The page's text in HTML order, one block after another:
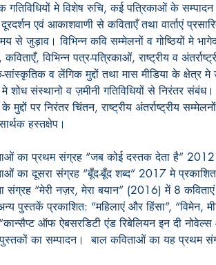
गतिविधियों मे विशेष रुचि, कई पत्रिकाओं के
एवं आकाशवाणी से कविताएँ तथा वार्ताएं
से जुड़ाव। विभिन्न कवि सम्मेलनों व गोष्ठियों मे
कविताएँ, विभिन्न पत्र-पत्रिकाओं, राष्ट्रीय व
सांस्कृतिक व लेंगिक मुद्दों तथा मास मीडिया के क्षेत्र
मे शोध संस्थानो व ज़मीनी गतिविधियों से निरंतर
मुद्दों पर निरंतर चिंतन, राष्ट्रीय अंतर्राष्ट्रीय
हस्तक्षेप।
का प्रथम संग्रह “जब कोई दस्तक देता है” 2012
का दूसरा संग्रह “बूँद-बूँद शब्द” 2017 मे प्रकाशित
संग्रह “मेरी नज़र, मेरा बयान” (2016) में 8 कविताएं
पुस्तकें प्रकाशित: “महिलाएं और हिंसा”, “विमेन,
“कान्सैप्ट ऑफ ऐबसरडिटी एंड रिबेलियन इन दी
का सम्पादन।बाल कविताओं का यह प्रथम